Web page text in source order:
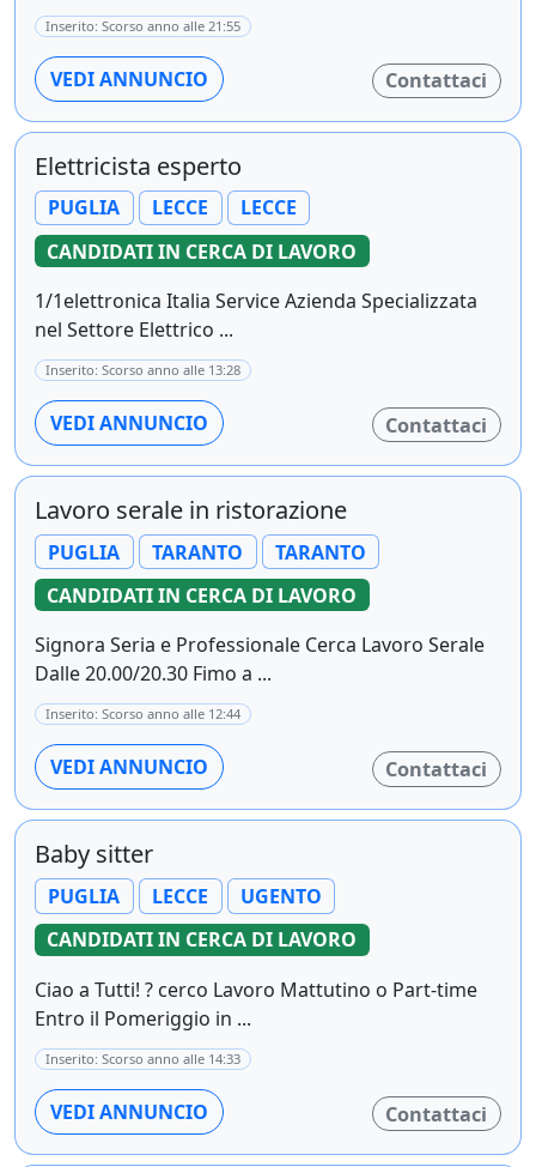
Inserito: Scorso anno alle 21:55
VEDI ANNUNCIO Contattaci
Elettricista esperto
PUGLIA LECCE
LECCE
CANDIDATI IN CERCA DI LAVORO
1/1elettronica Italia Service Azienda Specializzata
nel Settore Elettrico ...
Inserito: Scorso anno alle 13:28
VEDI ANNUNCIO Contattaci
Lavoro serale in ristorazione
PUGLIA TARANTO
TARANTO
CANDIDATI IN CERCA DI LAVORO
Signora Seria e Professionale Cerca Lavoro Serale
Dalle 20.00/20.30 Fimo a ...
Inserito: Scorso anno alle 12:44
VEDI ANNUNCIO Contattaci
Baby sitter
PUGLIA LECCE
UGENTO
CANDIDATI IN CERCA DI LAVORO
Ciao a Tutti! ? cerco Lavoro Mattutino o Part-time
Entro il Pomeriggio in ...
Inserito: Scorso anno alle 14:33
VEDI ANNUNCIO Contattaci